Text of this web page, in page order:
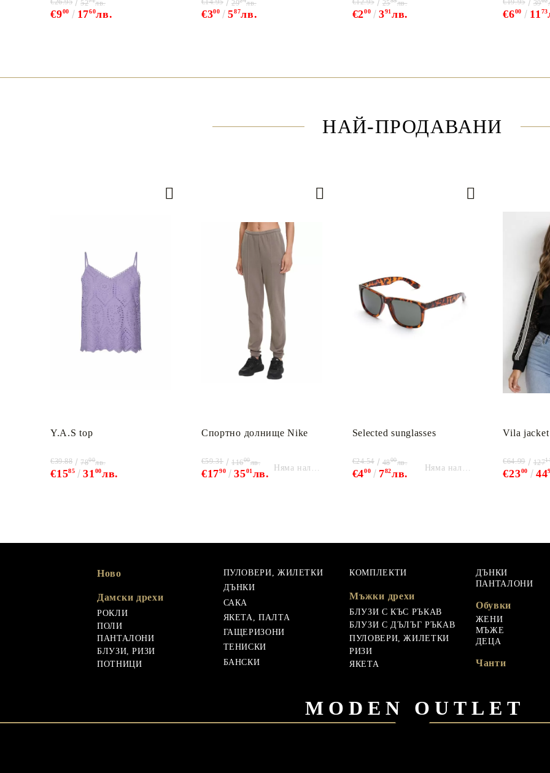
€900 1760лв.
€26.95 52 лв.
€300 587лв.
€14.95 29 лв.
€200 391лв.
€12.95 25 лв.
€600 11 73
€19.95 39
НАЙ-ПРОДАВАНИ
Y.A.S top
€1585 31 00лв.
€39.88 7800лв.
Спортно долнище Nike
€1790 3501лв.
€59.31 11600лв.
Няма наличност
Selected sunglasses
€400 782лв.
€24.54 4800лв.
Няма наличност
Vila jacket
€2300 44
€64.99 127
Ново
Дамски дрехи
РОКЛИ
ПОЛИ
ПАНТАЛОНИ
БЛУЗИ, РИЗИ
ПОТНИЦИ
ПУЛОВЕРИ, ЖИЛЕТКИ
ДЪНКИ
САКА
ЯКЕТА, ПАЛТА
ГАЩЕРИЗОНИ
ТЕНИСКИ
БАНСКИ
КОМПЛЕКТИ
Мъжки дрехи
БЛУЗИ С КЪС РЪКАВ
БЛУЗИ С ДЪЛЪГ РЪКАВ
ПУЛОВЕРИ, ЖИЛЕТКИ
РИЗИ
ЯКЕТА
ДЪНКИ
ПАНТАЛОНИ
Обувки
ЖЕНИ
МЪЖЕ
ДЕЦА
Чанти
MODEN OUTLET